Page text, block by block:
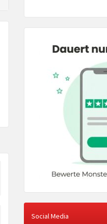
Social Media